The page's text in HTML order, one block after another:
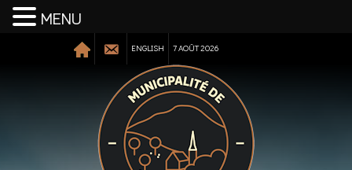
ENGLISH 7 AOÛT 2026
MENU